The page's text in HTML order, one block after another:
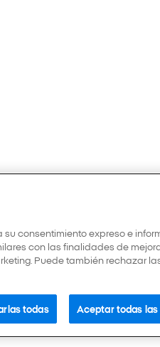
su consentimiento expreso e
con las finalidades de
Puede también rechazar
todas Aceptar todas